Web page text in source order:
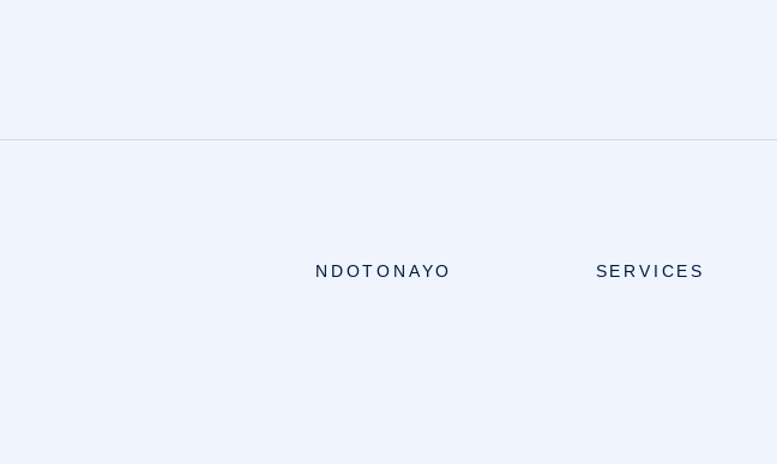
NDOTONAYO SERVICES